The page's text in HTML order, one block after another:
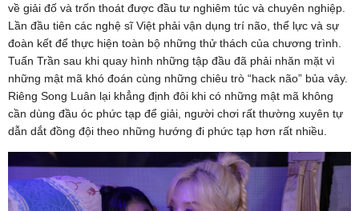
về giải đố và trốn thoát được đầu tư nghiêm túc và chuyên nghiệp.
Lần đầu tiên các nghệ sĩ Việt phải vận dụng trí não, thể lực và sự
đoàn kết để thực hiện toàn bộ những thử thách của chương trình.
Tuấn Trần sau khi quay hình những tập đầu đã phải nhăn mặt vì
những mật mã khó đoán cùng những chiêu trò “hack não” bủa vây.
Riêng Song Luân lại khẳng định đôi khi có những mật mã không
cần dùng đầu óc phức tạp để giải, người chơi rất thường xuyên tự
dẫn dắt đồng đội theo những hướng đi phức tạp hơn rất nhiều.